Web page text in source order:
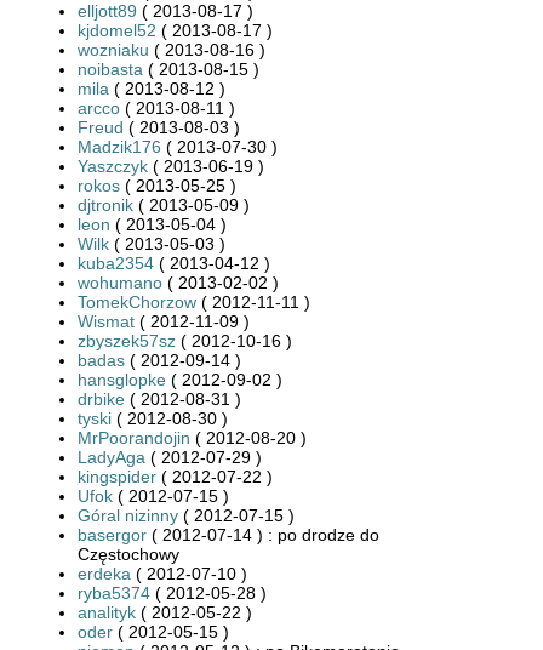
elljott89 ( 2013-08-17 )
kjdomel52 ( 2013-08-17 )
wozniaku ( 2013-08-16 )
noibasta ( 2013-08-15 )
mila ( 2013-08-12 )
arcco ( 2013-08-11 )
Freud ( 2013-08-03 )
Madzik176 ( 2013-07-30 )
Yaszczyk ( 2013-06-19 )
rokos ( 2013-05-25 )
djtronik ( 2013-05-09 )
leon ( 2013-05-04 )
Wilk ( 2013-05-03 )
kuba2354 ( 2013-04-12 )
wohumano ( 2013-02-02 )
TomekChorzow ( 2012-11-11 )
Wismat ( 2012-11-09 )
zbyszek57sz ( 2012-10-16 )
badas ( 2012-09-14 )
hansglopke ( 2012-09-02 )
drbike ( 2012-08-31 )
tyski ( 2012-08-30 )
MrPoorandojin ( 2012-08-20 )
LadyAga ( 2012-07-29 )
kingspider ( 2012-07-22 )
Ufok ( 2012-07-15 )
Góral nizinny ( 2012-07-15 )
basergor ( 2012-07-14 ) : po drodze do
Częstochowy
erdeka ( 2012-07-10 )
ryba5374 ( 2012-05-28 )
analityk ( 2012-05-22 )
oder ( 2012-05-15 )